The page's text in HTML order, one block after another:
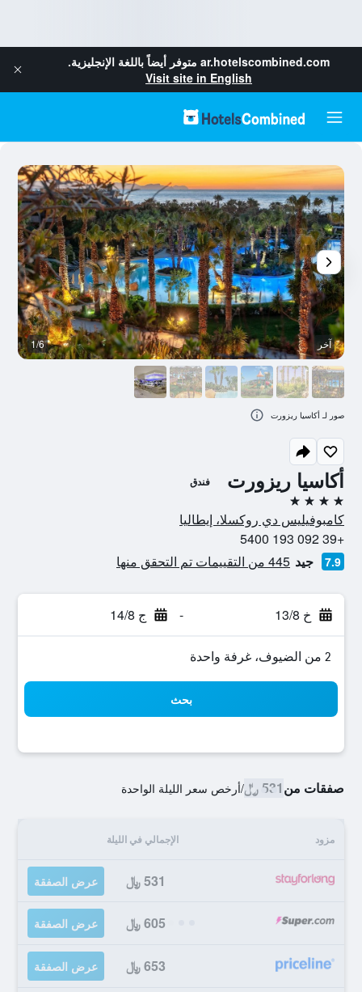
ar.hotelscombined.com متوفر أيضاً باللغة الإنجليزية.
Visit site in English
أكاسيا ريزورت فندق
4 نجوم
كامبوفيليس دي روكسلا، إيطاليا
+39 092 193 5400
7.9 جيد 445 من التقييمات تم التحقق منها
خ 13/8 - ج 14/8
2 من الضيوف، غرفة واحدة
بحث
صفقات من531 ﷼ /أرخص سعر الليلة الواحدة
مزود الإجمالي في الليلة
531 ﷼ عرض الصفقة
605 ﷼ عرض الصفقة
653 ﷼ عرض الصفقة
آخر 1/6
صور لـ أكاسيا ريزورت